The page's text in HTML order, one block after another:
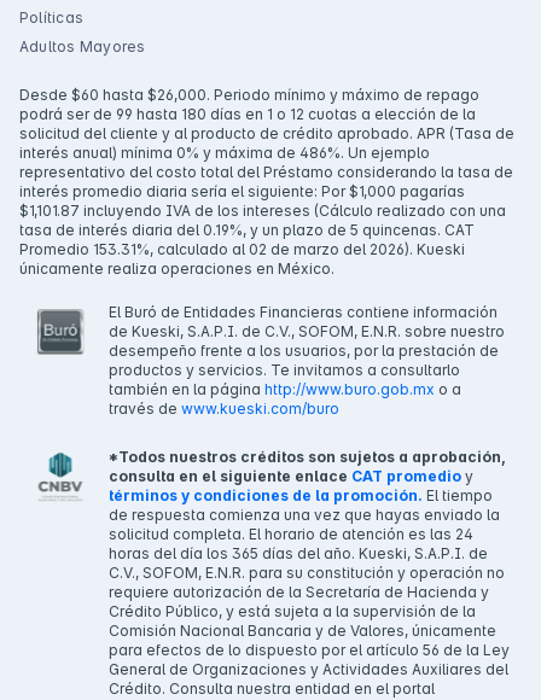
Políticas
Adultos Mayores
Desde $60 hasta $26,000. Periodo mínimo y máximo de repago
podrá ser de 99 hasta 180 días en 1 o 12 cuotas a elección de la
solicitud del cliente y al producto de crédito aprobado. APR (Tasa de
interés anual) mínima 0% y máxima de 486%. Un ejemplo
representativo del costo total del Préstamo considerando la tasa de
interés promedio diaria sería el siguiente: Por $1,000 pagarías
$1,101.87 incluyendo IVA de los intereses (Cálculo realizado con una
tasa de interés diaria del 0.19%, y un plazo de 5 quincenas. CAT
Promedio 153.31%, calculado al 02 de marzo del 2026). Kueski
únicamente realiza operaciones en México.
El Buró de Entidades Financieras contiene información
de Kueski, S.A.P.I. de C.V., SOFOM, E.N.R. sobre nuestro
desempeño frente a los usuarios, por la prestación de
productos y servicios. Te invitamos a consultarlo
también en la página http://www.buro.gob.mx o a
través de www.kueski.com/buro
*Todos nuestros créditos son sujetos a aprobación,
consulta en el siguiente enlace CAT promedio y
términos y condiciones de la promoción. El tiempo
de respuesta comienza una vez que hayas enviado la
solicitud completa. El horario de atención es las 24
horas del día los 365 días del año. Kueski, S.A.P.I. de
C.V., SOFOM, E.N.R. para su constitución y operación no
requiere autorización de la Secretaría de Hacienda y
Crédito Público, y está sujeta a la supervisión de la
Comisión Nacional Bancaria y de Valores, únicamente
para efectos de lo dispuesto por el artículo 56 de la Ley
General de Organizaciones y Actividades Auxiliares del
Crédito. Consulta nuestra entidad en el portal